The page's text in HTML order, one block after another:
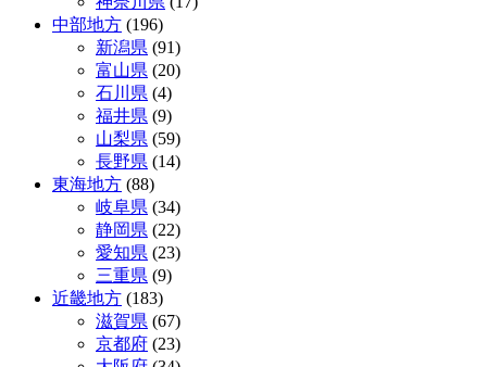
中部地方 (196)
新潟県 (91)
富山県 (20)
石川県 (4)
福井県 (9)
山梨県 (59)
長野県 (14)
東海地方 (88)
岐阜県 (34)
静岡県 (22)
愛知県 (23)
三重県 (9)
近畿地方 (183)
滋賀県 (67)
京都府 (23)